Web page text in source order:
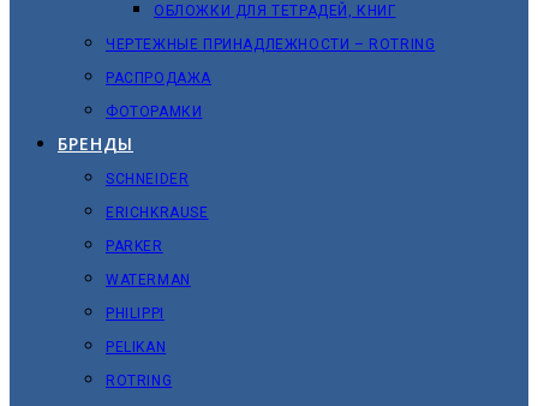
ОБЛОЖКИ ДЛЯ ТЕТРАДЕЙ, КНИГ
ЧЕРТЕЖНЫЕ ПРИНАДЛЕЖНОСТИ – ROTRING
РАСПРОДАЖА
ФОТОРАМКИ
БРЕНДЫ
SCHNEIDER
ERICHKRAUSE
PARKER
WATERMAN
PHILIPPI
PELIKAN
ROTRING